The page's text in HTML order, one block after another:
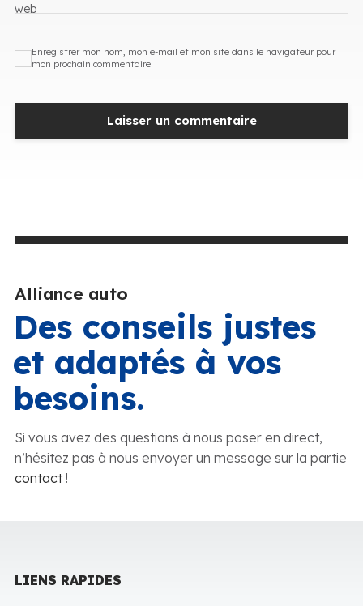
web
Enregistrer mon nom, mon e-mail et mon site dans le navigateur pour
mon prochain commentaire.
Alliance auto
Des conseils justes
et adaptés à vos
besoins.
Si vous avez des questions à nous poser en direct,
n’hésitez pas à nous envoyer un message sur la partie
contact!
LIENS RAPIDES